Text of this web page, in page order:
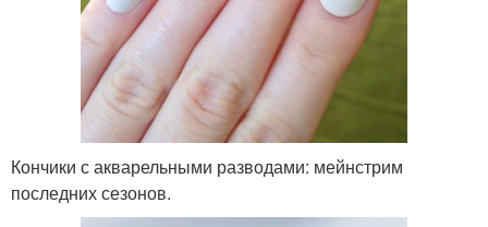
Кончики с акварельными разводами: мейнстрим
последних сезонов.